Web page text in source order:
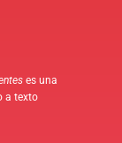
es una
a texto